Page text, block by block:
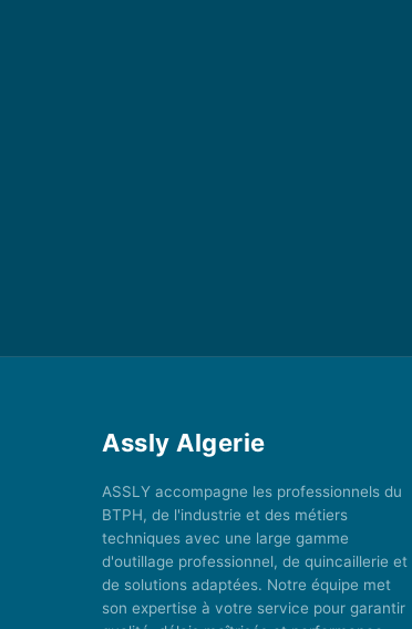
Assly Algerie
ASSLY accompagne les professionnels du
BTPH, de l'industrie et des métiers
techniques avec une large gamme
d'outillage professionnel, de quincaillerie et
de solutions adaptées. Notre équipe met
son expertise à votre service pour garantir